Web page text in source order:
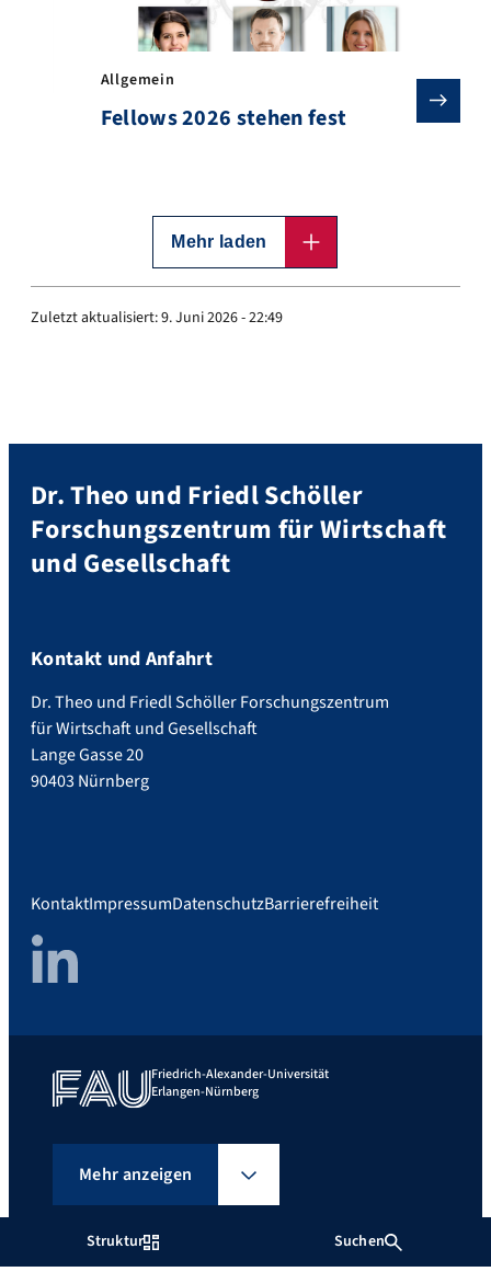
Struktur Suchen
Allgemein
Fellows 2026 stehen fest
Mehr laden
Zuletzt aktualisiert:9. Juni 2026 - 22:49
Dr. Theo und Friedl Schöller
Forschungszentrum für Wirtschaft
und Gesellschaft
Kontakt und Anfahrt
Dr. Theo und Friedl Schöller Forschungszentrum
für Wirtschaft und Gesellschaft
Lange Gasse 20
90403 Nürnberg
KontaktImpressumDatenschutzBarrierefreiheit
LinkedIn
Friedrich-Alexander-Universität
Erlangen-Nürnberg
Mehr anzeigen